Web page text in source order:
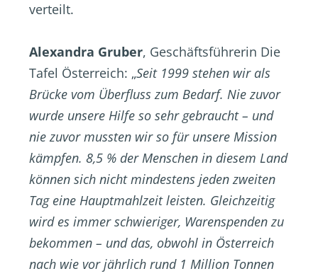
verteilt.
Alexandra Gruber, Geschäftsführerin Die
Tafel Österreich: „Seit 1999 stehen wir als
Brücke vom Überfluss zum Bedarf. Nie zuvor
wurde unsere Hilfe so sehr gebraucht – und
nie zuvor mussten wir so für unsere Mission
kämpfen. 8,5 % der Menschen in diesem Land
können sich nicht mindestens jeden zweiten
Tag eine Hauptmahlzeit leisten. Gleichzeitig
wird es immer schwieriger, Warenspenden zu
bekommen – und das, obwohl in Österreich
nach wie vor jährlich rund 1 Million Tonnen